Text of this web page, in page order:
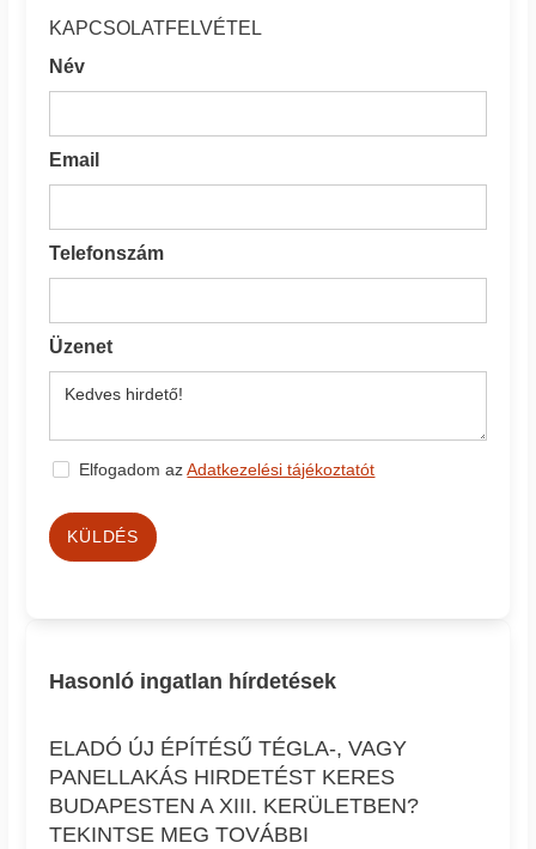
KAPCSOLATFELVÉTEL
Név
Email
Telefonszám
Üzenet
Elfogadom azAdatkezelési tájékoztatót
KÜLDÉS
Hasonló ingatlan hírdetések
ELADÓ ÚJ ÉPÍTÉSŰ TÉGLA-, VAGY
PANELLAKÁS HIRDETÉST KERES
BUDAPESTEN A XIII. KERÜLETBEN?
TEKINTSE MEG TOVÁBBI